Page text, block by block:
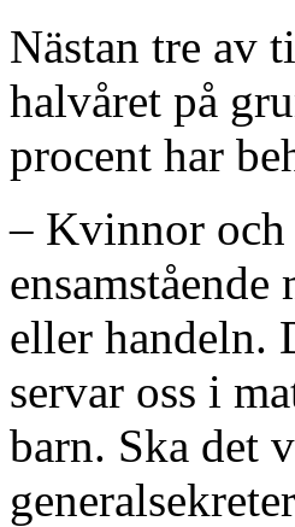
Nästan tre av
halvåret på
procent har
– Kvinnor och
eller handeln.
servar oss i
barn. Ska det